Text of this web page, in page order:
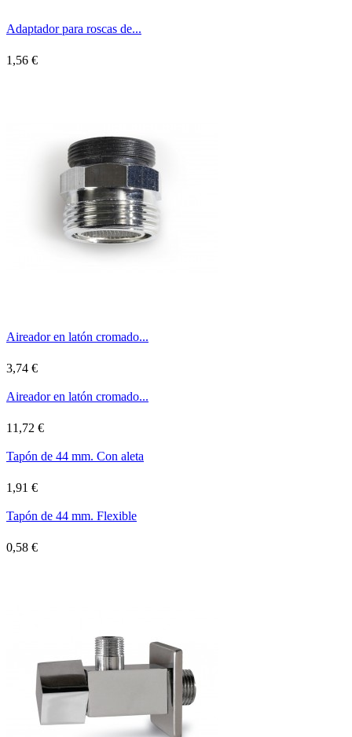
Adaptador para roscas de...
1,56 €
Aireador en latón cromado...
3,74 €
Aireador en latón cromado...
11,72 €
Tapón de 44 mm. Con aleta
1,91 €
Tapón de 44 mm. Flexible
0,58 €